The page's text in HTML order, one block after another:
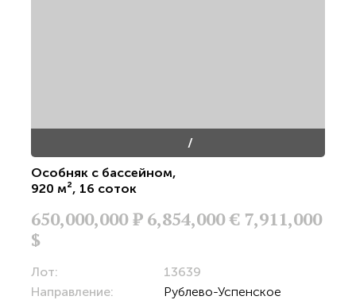
/
Особняк с бассейном,
920 м², 16 соток
650,000,000Р 6,854,000 € 7,911,000
$
Лот:
13639
Направление:
Рублево-Успенское